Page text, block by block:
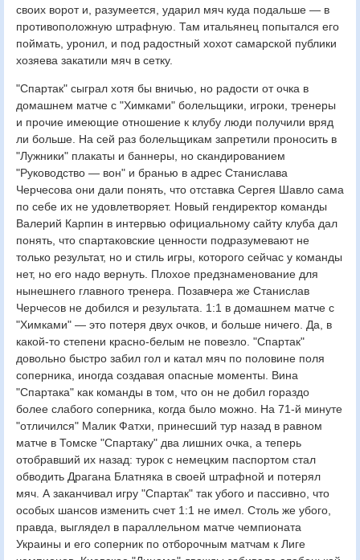
своих ворот и, разумеется, ударил мяч куда подальше — в
противоположную штрафную. Там итальянец попытался его
поймать, уронил, и под радостный хохот самарской публики
хозяева закатили мяч в сетку.
"Спартак" сыграл хотя бы вничью, но радости от очка в
домашнем матче с "Химками" болельщики, игроки, тренеры
и прочие имеющие отношение к клубу люди получили вряд
ли больше. На сей раз болельщикам запретили проносить в
"Лужники" плакаты и баннеры, но скандированием
"Руководство — вон" и бранью в адрес Станислава
Черчесова они дали понять, что отставка Сергея Шавло сама
по себе их не удовлетворяет. Новый гендиректор команды
Валерий Карпин в интервью официальному сайту клуба дал
понять, что спартаковские ценности подразумевают не
только результат, но и стиль игры, которого сейчас у команды
нет, но его надо вернуть. Плохое предзнаменование для
нынешнего главного тренера. Позавчера же Станислав
Черчесов не добился и результата. 1:1 в домашнем матче с
"Химками" — это потеря двух очков, и больше ничего. Да, в
какой-то степени красно-белым не повезло. "Спартак"
довольно быстро забил гол и катал мяч по половине поля
соперника, иногда создавая опасные моменты. Вина
"Спартака" как команды в том, что он не добил гораздо
более слабого соперника, когда было можно. На 71-й минуте
"отличился" Малик Фатхи, принесший тур назад в равном
матче в Томске "Спартаку" два лишних очка, а теперь
отобравший их назад: турок с немецким паспортом стал
обводить Драгана Блатняка в своей штрафной и потерял
мяч. А заканчивал игру "Спартак" так убого и пассивно, что
особых шансов изменить счет 1:1 не имел. Столь же убого,
правда, выглядел в параллельном матче чемпионата
Украины и его соперник по отборочным матчам к Лиге